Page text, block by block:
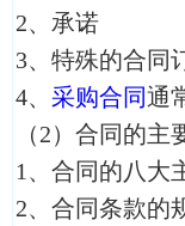
2、承诺
3、特殊的合同
4、 采购合同通
（2）合同的主
1、合同的八大
2、合同条款的